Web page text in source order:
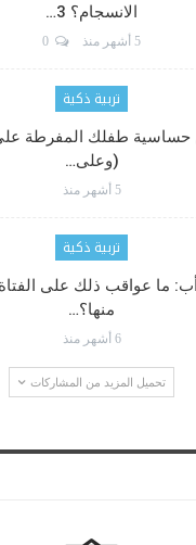
الانسجام؟ 3…
5 أشهر منذ
تربية ذكية
طفلك المفرطة على
(وعلى…
5 أشهر منذ
تربية ذكية
ما عواقب ذلك على
منها؟…
6 أشهر منذ
تحميل المزيد من المشاركات